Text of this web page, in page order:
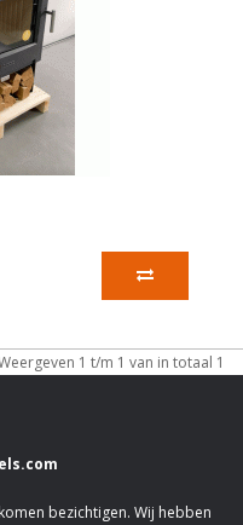
1 t/m 1 van in totaal 1
bezichtigen. Wij hebben